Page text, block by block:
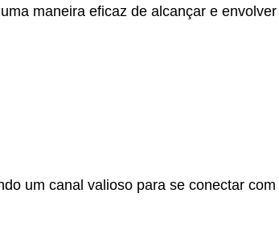
maneira eficaz de alcançar e
um canal valioso para se conectar